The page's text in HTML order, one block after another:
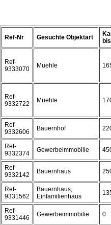
Ref-Nr Gesuchte Objektart
Ref-
9333070
Muehle
Ref-
9332722
Muehle
Ref-
9332606
Bauernhof
Ref-
9332374
Gewerbeimmobilie
Ref-
9332142
Bauernhaus
Ref-
9331562
Bauernhaus,
Einfamilienhaus
Ref-
9331446
Gewerbeimmobilie 0